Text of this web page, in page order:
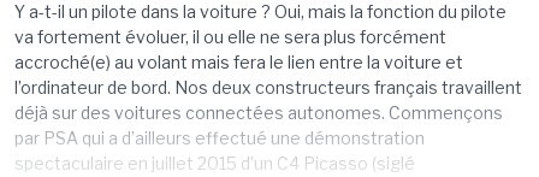
Y a-t-il un pilote dans la voiture ? Oui, mais la fonction du pilote
va fortement évoluer, il ou elle ne sera plus forcément
accroché(e) au volant mais fera le lien entre la voiture et
l’ordinateur de bord. Nos deux constructeurs français travaillent
déjà sur des voitures connectées autonomes. Commençons
par PSA qui a d’ailleurs effectué une démonstration
spectaculaire en juillet 2015 d’un C4 Picasso (siglé